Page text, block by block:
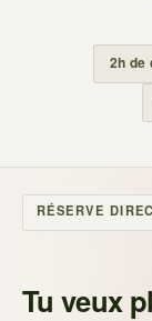
2h de
RÉSERVE
Tu veux